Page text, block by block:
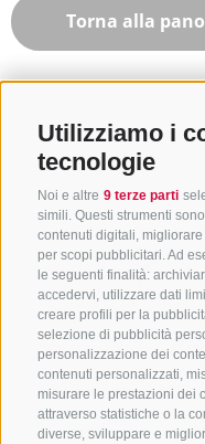
Utilizziamo i
tecnologie
Noi e altre 9 terze parti
simili. Questi strumenti
contenuti digitali,
per scopi pubblicitari. Ad
le seguenti finalità:
accedervi, utilizzare dati
creare profili per la
selezione di pubblicità
personalizzazione dei
contenuti personalizzati,
misurare le prestazioni dei
attraverso statistiche o la
diverse, sviluppare e
Torna alla
+39 0472 765325/